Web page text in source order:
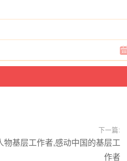
下一篇:
物基层工作者,感动中国的基层工
作者